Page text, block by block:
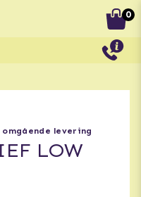
levering
LOW
0